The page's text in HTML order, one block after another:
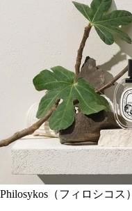
Philosykos（フィロシコス）